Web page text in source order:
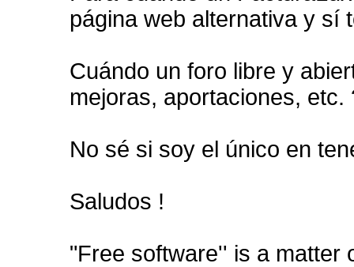
página web alternativa y sí
Cuándo un foro libre y
mejoras, aportaciones, etc.
No sé si soy el único en
Saludos !
"Free software'' is a matter